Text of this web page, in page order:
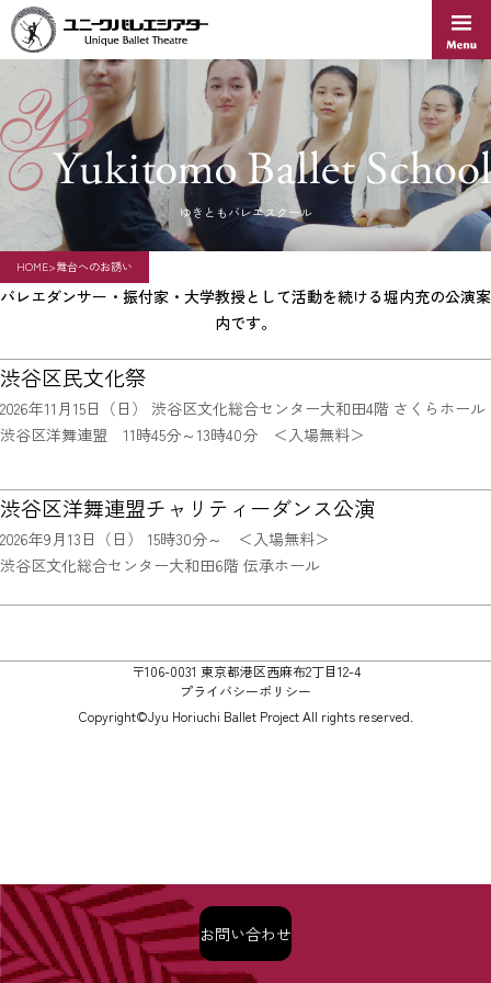
content
ゆきともバレエスクール
HOME>舞台へのお誘い
バレエダンサー・振付家・大学教授として活動を続ける堀内充の公演案
内です。
渋谷区民文化祭
2026年11月15日（日） 渋谷区文化総合センター大和田4階 さくらホール
渋谷区洋舞連盟 11時45分～13時40分 ＜入場無料＞
渋谷区洋舞連盟チャリティーダンス公演
2026年9月13日（日） 15時30分～ ＜入場無料＞
渋谷区文化総合センター大和田6階 伝承ホール
お問い合わせ
〒106-0031 東京都港区西麻布2丁目12-4
プライバシーポリシー
Copyright©Jyu Horiuchi Ballet Project All rights reserved.